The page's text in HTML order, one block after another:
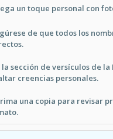
un toque personal con
de que todos los
la sección de versículos de
creencias personales.
una copia para revisar